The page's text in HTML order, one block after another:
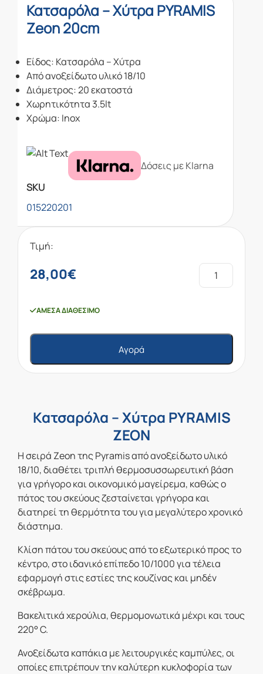
Κατσαρόλα – Χύτρα PYRAMIS
Zeon 20cm
Είδος: Κατσαρόλα – Χύτρα
Από ανοξείδωτο υλικό 18/10
Διάμετρος: 20 εκατοστά
Χωρητικότητα 3.5lt
Χρώμα: Inox
Δόσεις με Klarna
SKU
015220201
Τιμή:
28,00€
ΆΜΕΣΑ ΔΙΑΘΈΣΙΜΟ
Αγορά
Κατσαρόλα – Χύτρα PYRAMIS
ZEON
Η σειρά Zeon της Pyramis από ανοξείδωτο υλικό
18/10, διαθέτει τριπλή θερμοσυσσωρευτική βάση
για γρήγορο και οικονομικό μαγείρεμα, καθώς ο
πάτος του σκεύους ζεσταίνεται γρήγορα και
διατηρεί τη θερμότητα του για μεγαλύτερο χρονικό
διάστημα.
Κλίση πάτου του σκεύους από το εξωτερικό προς το
κέντρο, στο ιδανικό επίπεδο 10/1000 για τέλεια
εφαρμογή στις εστίες της κουζίνας και μηδέν
σκέβρωμα.
Βακελιτικά χερούλια, θερμομονωτικά μέχρι και τους
220° C.
Ανοξείδωτα καπάκια με λειτουργικές καμπύλες, οι
οποίες επιτρέπουν την καλύτερη κυκλοφορία των